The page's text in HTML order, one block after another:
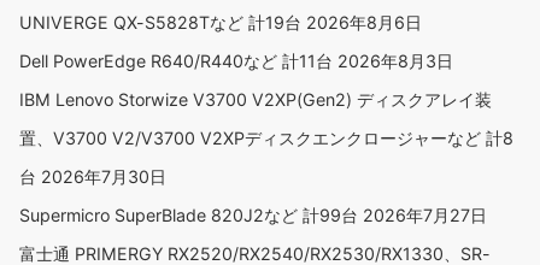
UNIVERGE QX-S5828Tなど 計19台 2026年8月6日
Dell PowerEdge R640/R440など 計11台 2026年8月3日
IBM Lenovo Storwize V3700 V2XP(Gen2) ディスクアレイ装
置、V3700 V2/V3700 V2XPディスクエンクロージャーなど 計8
台 2026年7月30日
Supermicro SuperBlade 820J2など 計99台 2026年7月27日
富士通 PRIMERGY RX2520/RX2540/RX2530/RX1330、SR-